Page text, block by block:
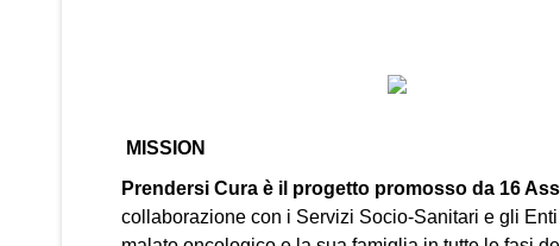
MISSION
Prendersi Cura è il progetto promosso da 16
collaborazione con i Servizi Socio-Sanitari e gli